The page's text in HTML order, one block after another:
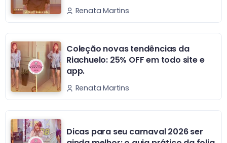
Renata Martins
Coleção novas tendências da
Riachuelo: 25% OFF em todo site e
app.
Renata Martins
Dicas para seu carnaval 2026 ser